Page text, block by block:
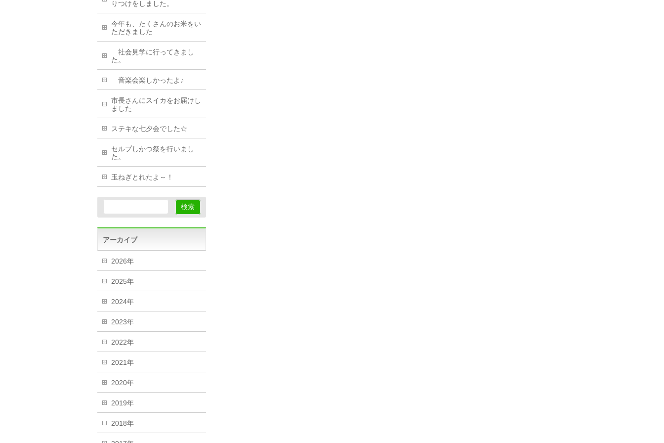
りつけをしました。
今年も、たくさんのお米をい
ただきました
社会見学に行ってきまし
た。
音楽会楽しかったよ♪
市長さんにスイカをお届けし
ました
ステキな七夕会でした☆
セルプしかつ祭を行いまし
た。
玉ねぎとれたよ～！
アーカイブ
2026年
2025年
2024年
2023年
2022年
2021年
2020年
2019年
2018年